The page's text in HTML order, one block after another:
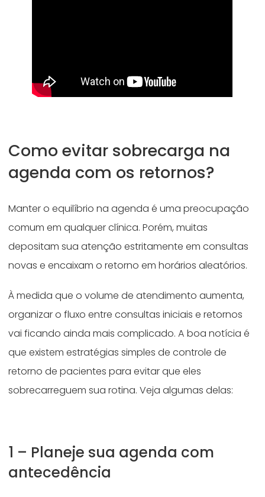
Como evitar sobrecarga na
agenda com os retornos?
Manter o equilíbrio na agenda é uma preocupação
comum em qualquer clínica. Porém, muitas
depositam sua atenção estritamente em consultas
novas e encaixam o retorno em horários aleatórios.
À medida que o volume de atendimento aumenta,
organizar o fluxo entre consultas iniciais e retornos
vai ficando ainda mais complicado. A boa notícia é
que existem estratégias simples de controle de
retorno de pacientes para evitar que eles
sobrecarreguem sua rotina. Veja algumas delas:
1 – Planeje sua agenda com
antecedência